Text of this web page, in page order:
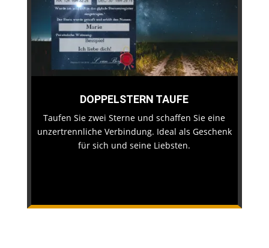
DOPPELSTERN TAUFE
Taufen Sie zwei Sterne und schaffen Sie eine
unzertrennliche Verbindung. Ideal als Geschenk
für sich und seine Liebsten.